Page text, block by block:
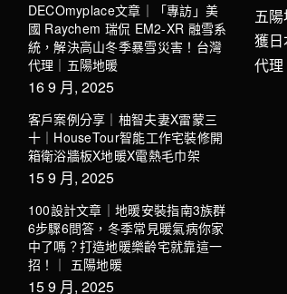
DECOmyplace文章｜「專訪」美
國 Raychem 瑞侃 EM2-XR 融雪系
統，解決高山冬季暴雪災害！台灣
代理｜五陽地暖
16 9 月, 2025
客戶案例分享｜柚智夫妻X雷蒙三
十｜HouseTour智能工作宅裝修開
箱衛浴牆板X地暖X電熱毛巾架
15 9 月, 2025
100設計文章｜地暖安裝指南3族群
6步驟6問答，冬季常見暖氣病你家
中了嗎？打造地暖樂齡宅就靠這一
招！｜ 五陽地暖
15 9 月, 2025
五
獲
代